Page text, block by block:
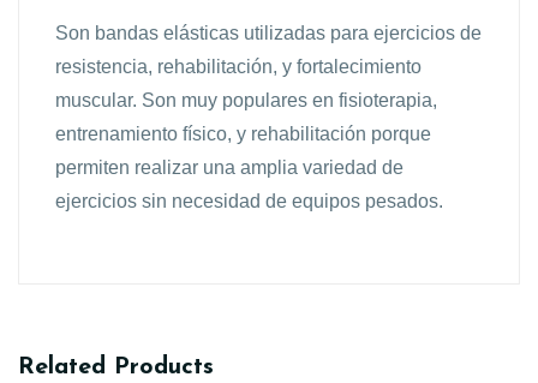
Son bandas elásticas utilizadas para ejercicios de
resistencia, rehabilitación, y fortalecimiento
muscular. Son muy populares en fisioterapia,
entrenamiento físico, y rehabilitación porque
permiten realizar una amplia variedad de
ejercicios sin necesidad de equipos pesados.
Related Products